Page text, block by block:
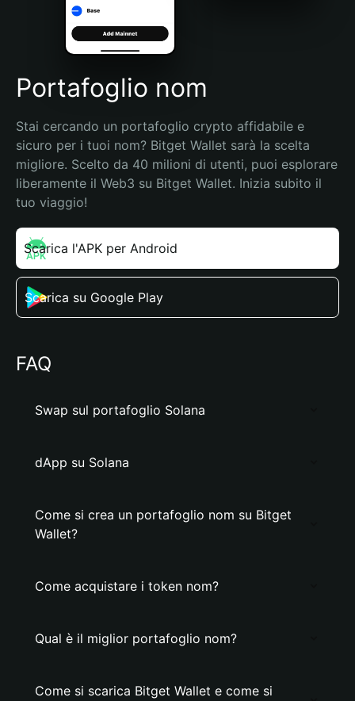
Português (Brasil)
Español (Argentina)
Portafoglio nom
Stai cercando un portafoglio crypto affidabile e
sicuro per i tuoi nom? Bitget Wallet sarà la scelta
migliore. Scelto da 40 milioni di utenti, puoi esplorare
liberamente il Web3 su Bitget Wallet. Inizia subito il
tuo viaggio!
Scarica l'APK per Android
Scarica su Google Play
FAQ
Swap sul portafoglio Solana
dApp su Solana
Come si crea un portafoglio nom su Bitget
Wallet?
Come acquistare i token nom?
Qual è il miglior portafoglio nom?
Come si scarica Bitget Wallet e come si